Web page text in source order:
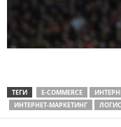
ТЕГИ E-COMMERCE
ИНТЕРНЕТ-МАРКЕТИНГ